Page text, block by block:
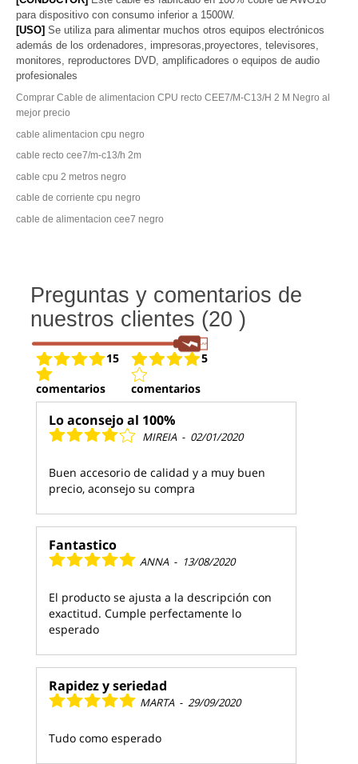
para dispositivo con consumo inferior a 1500W.
[USO] Se utiliza para alimentar muchos otros equipos electrónicos
además de los ordenadores, impresoras,proyectores, televisores,
monitores, reproductores DVD, amplificadores o equipos de audio
profesionales
Comprar Cable de alimentacion CPU recto CEE7/M-C13/H 2 M Negro al
mejor precio
cable alimentacion cpu negro
cable recto cee7/m-c13/h 2m
cable cpu 2 metros negro
cable de corriente cpu negro
cable de alimentacion cee7 negro
Preguntas y comentarios de
nuestros clientes (20 )
15
comentarios
5
comentarios
Lo aconsejo al 100%
MIREIA - 02/01/2020
Buen accesorio de calidad y a muy buen
precio, aconsejo su compra
Fantastico
ANNA - 13/08/2020
El producto se ajusta a la descripción con
exactitud. Cumple perfectamente lo
esperado
Rapidez y seriedad
MARTA - 29/09/2020
Tudo como esperado